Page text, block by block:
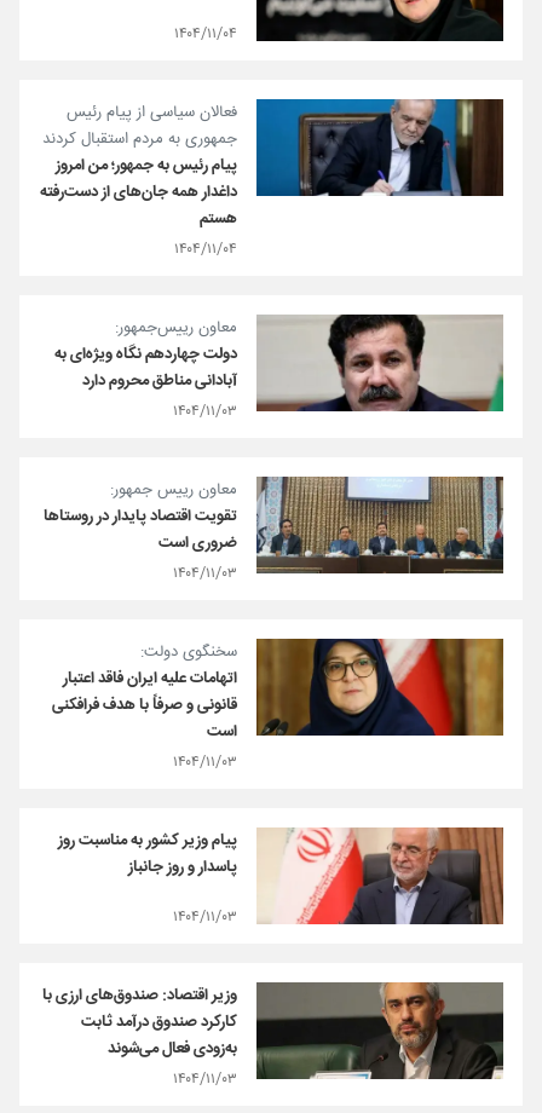
۱۴۰۴/۱۱/۰۴
فعالان سیاسی از پیام رئیس
جمهوری به مردم استقبال کردند
پیام رئیس به جمهور؛ من امروز
داغدار همه جان‌های از دست‌رفته
هستم
۱۴۰۴/۱۱/۰۴
معاون رییس‌جمهور:
دولت چهاردهم نگاه ویژه‌ای به
آبادانی مناطق محروم دارد
۱۴۰۴/۱۱/۰۳
معاون رییس جمهور:
تقویت اقتصاد پایدار در روستاها
ضروری است
۱۴۰۴/۱۱/۰۳
سخنگوی دولت:
اتهامات علیه ایران فاقد اعتبار
قانونی و صرفاً با هدف فرافکنی
است
۱۴۰۴/۱۱/۰۳
پیام وزیر کشور به مناسبت روز
پاسدار و روز جانباز
۱۴۰۴/۱۱/۰۳
وزیر اقتصاد: صندوق‌های ارزی با
کارکرد صندوق درآمد ثابت
به‌زودی فعال می‌شوند
۱۴۰۴/۱۱/۰۳